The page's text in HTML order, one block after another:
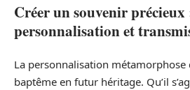
Créer un souvenir précieux
personnalisation et
La personnalisation métamorphose
baptême en futur héritage. Qu’il